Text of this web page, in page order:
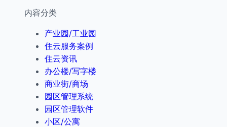
内容分类
产业园/工业园
住云服务案例
住云资讯
办公楼/写字楼
商业街/商场
园区管理系统
园区管理软件
小区/公寓